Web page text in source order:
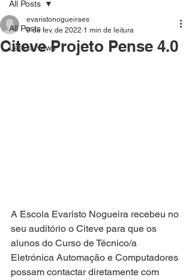
All Posts
Latest News
All Posts
Citeve Projeto Pense 4.0
evaristonogueiraes
9 de fev. de 2022 1 min de leitura
A Escola Evaristo Nogueira recebeu no
seu auditório o Citeve para que os
alunos do Curso de Técnico/a
Eletrónica Automação e Computadores
possam contactar diretamente com